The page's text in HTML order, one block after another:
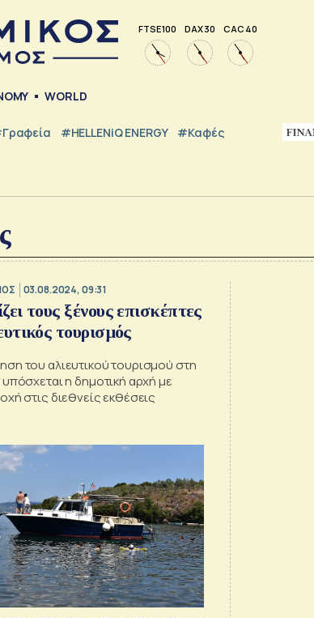
FTSE 100 DAX 30 CAC 40
WORLD
#HELLENiQ ENERGY #καφές
03.08.2024, 09:31
τους ξένους επισκέπτες
τουρισμός
του αλιευτικού τουρισμού στη
η δημοτική αρχή με
στις διεθνείς εκθέσεις